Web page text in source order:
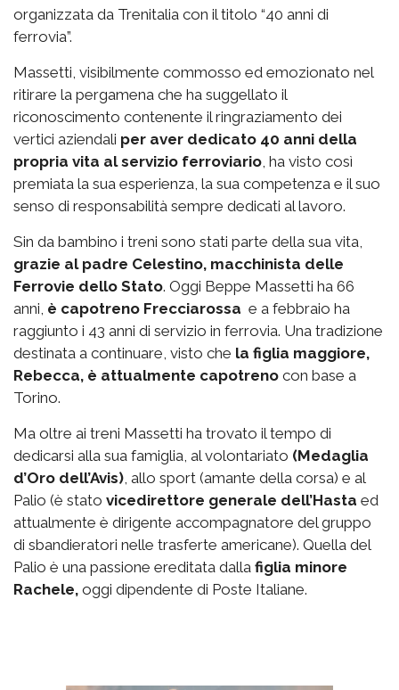
organizzata da Trenitalia con il titolo “40 anni di
ferrovia”.
Massetti, visibilmente commosso ed emozionato nel
ritirare la pergamena che ha suggellato il
riconoscimento contenente il ringraziamento dei
vertici aziendali per aver dedicato 40 anni della
propria vita al servizio ferroviario , ha visto così
premiata la sua esperienza, la sua competenza e il suo
senso di responsabilità sempre dedicati al lavoro.
Sin da bambino i treni sono stati parte della sua vita,
grazie al padre Celestino, macchinista delle
Ferrovie dello Stato. Oggi Beppe Massetti ha 66
anni, è capotreno Frecciarossa e a febbraio ha
raggiunto i 43 anni di servizio in ferrovia. Una tradizione
destinata a continuare, visto che la figlia maggiore,
Rebecca, è attualmente capotreno con base a
Torino.
Ma oltre ai treni Massetti ha trovato il tempo di
dedicarsi alla sua famiglia, al volontariato (Medaglia
d’Oro dell’Avis) , allo sport (amante della corsa) e al
Palio (è stato vicedirettore generale dell’Hasta ed
attualmente è dirigente accompagnatore del gruppo
di sbandieratori nelle trasferte americane). Quella del
Palio è una passione ereditata dalla figlia minore
Rachele, oggi dipendente di Poste Italiane.